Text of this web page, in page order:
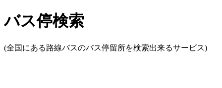
バス停検索
(全国にある路線バスのバス停留所を検索出来るサービス)